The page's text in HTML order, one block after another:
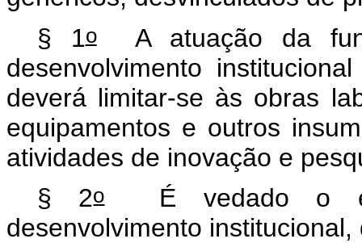
§ 1oA atuação da
desenvolvimento
deverá limitar-se às obras
equipamentos e outros
atividades de inovação e
§ 2oÉ vedado o
desenvolvimento institucional,